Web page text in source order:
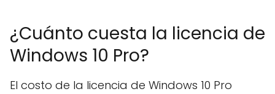
¿Cuánto cuesta la licencia de
Windows 10 Pro?
El costo de la licencia de Windows 10 Pro